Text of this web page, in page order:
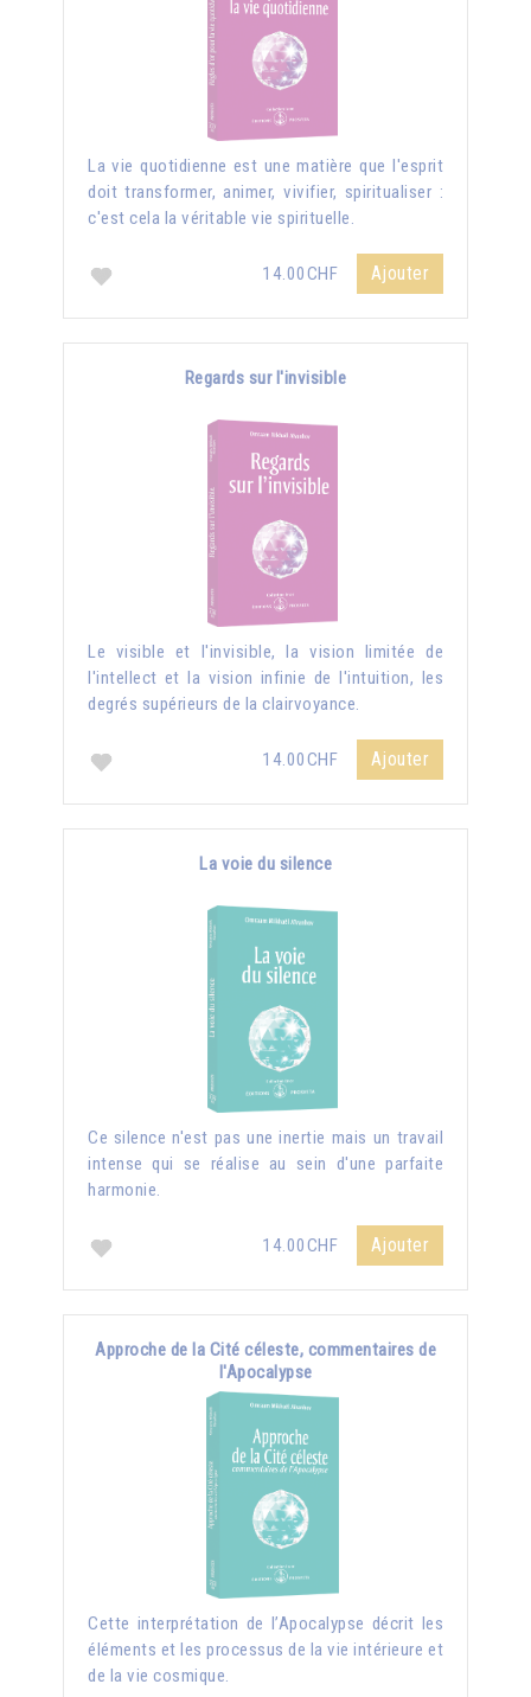
La vie quotidienne est une matière que l'esprit
doit transformer, animer, vivifier, spiritualiser :
c'est cela la véritable vie spirituelle.
14.00CHF Ajouter
Regards sur l'invisible
Le visible et l'invisible, la vision limitée de
l'intellect et la vision infinie de l'intuition, les
degrés supérieurs de la clairvoyance.
14.00CHF Ajouter
La voie du silence
Ce silence n'est pas une inertie mais un travail
intense qui se réalise au sein d'une parfaite
harmonie.
14.00CHF Ajouter
Approche de la Cité céleste, commentaires de
l'Apocalypse
Cette interprétation de l’Apocalypse décrit les
éléments et les processus de la vie intérieure et
de la vie cosmique.